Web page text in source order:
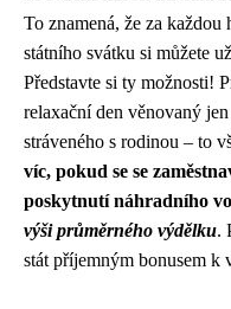
To znamená, že za
státního svátku si můžete
Představte si ty možnosti!
relaxační den věnovaný
stráveného s rodinou – to
víc, pokud se se
poskytnutí náhradního
výši průměrného výdělku.
stát příjemným bonusem k